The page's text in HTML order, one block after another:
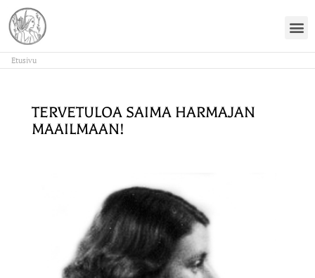
Etusivu
TERVETULOA SAIMA HARMAJAN
MAAILMAAN!